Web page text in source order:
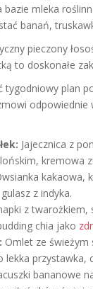
mleka
banań,
pieczony
to doskonałe
tygodniowy plan
odpowiednie
Jajecznica z
kremowa
kakaowa,
z indyka.
z twarożkiem,
chia jako
Omlet ze świeżym
lekka przystawka,
bananowe